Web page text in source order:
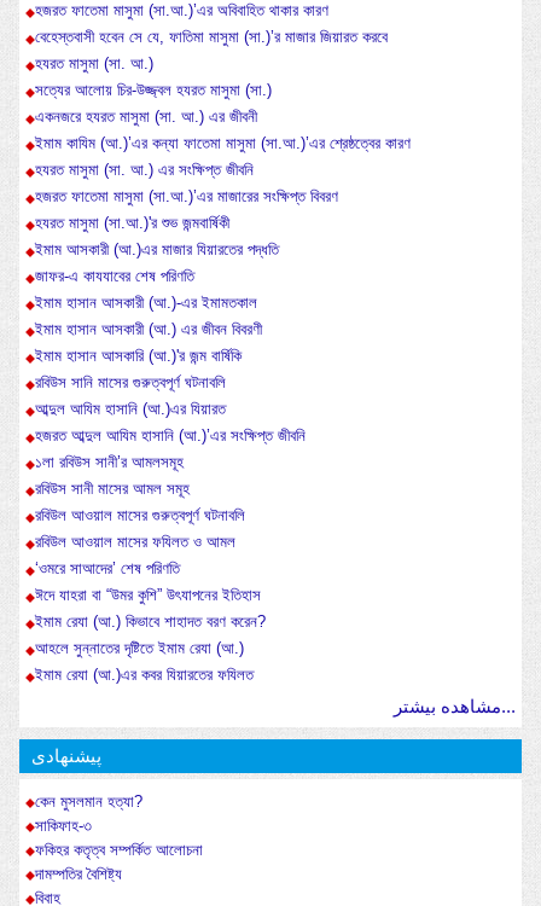
হজরত ফাতেমা মাসুমা (সা.আ.)’এর অবিবাহিত থাকার কারণ
বেহেস্তবাসী হবেন সে যে, ফাতিমা মাসুমা (সা.)’র মাজার জিয়ারত করবে
হযরত মাসুমা (সা. আ.)
সত্যের আলোয় চির-উজ্জ্বল হযরত মাসুমা (সা.)
একনজরে হযরত মাসুমা (সা. আ.) এর জীবনী
ইমাম কাযিম (আ.)’এর কন্যা ফাতেমা মাসুমা (সা.আ.)’এর শ্রেষ্ঠত্বের কারণ
হযরত মাসুমা (সা. আ.) এর সংক্ষিপ্ত জীবনি
হজরত ফাতেমা মাসুমা (সা.আ.)’এর মাজারের সংক্ষিপ্ত বিবরণ
হযরত মাসুমা (সা.আ.)'র শুভ জন্মবার্ষিকী
ইমাম আসকারী (আ.)এর মাজার যিয়ারতের পদ্ধতি
জাফর-এ কাযযাবের শেষ পরিণতি
ইমাম হাসান আসকারী (আ.)-এর ইমামতকাল
ইমাম হাসান আসকারী (আ.) এর জীবন বিবরণী
ইমাম হাসান আসকারি (আ.)'র জন্ম বার্ষিকি
রবিউস সানি মাসের গুরুত্বপূর্ণ ঘটনাবলি
আব্দুল আযিম হাসানি (আ.)এর যিয়ারত
হজরত আব্দুল আযিম হাসানি (আ.)’এর সংক্ষিপ্ত জীবনি
১লা রবিউস সানী’র আমলসমূহ
রবিউস সানী মাসের আমল সমূহ
রবিউল আওয়াল মাসের গুরুত্বপূর্ণ ঘটনাবলি
রবিউল আওয়াল মাসের ফযিলত ও আমল
‘ওমরে সাআদের’ শেষ পরিণতি
ঈদে যাহরা বা “উমর কুশি” উৎযাপনের ইতিহাস
ইমাম রেযা (আ.) কিভাবে শাহাদত বরণ করেন?
আহলে সুন্নাতের দৃষ্টিতে ইমাম রেযা (আ.)
ইমাম রেযা (আ.)এর কবর যিয়ারতের ফযিলত
مشاهده بیشتر...
پیشنهادی
কেন মুসলমান হত্যা?
সাকিফাহ-৩
ফকিহর কতৃত্ব সম্পর্কিত আলোচনা
দামম্পতির বৈশিষ্ট্য
বিবাহ